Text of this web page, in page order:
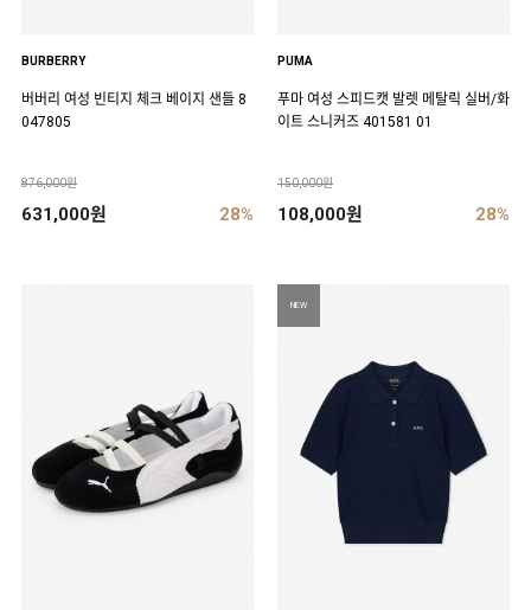
BURBERRY
버버리 여성 빈티지 체크 베이지 샌들 8
047805
876,000원
631,000원 28%
PUMA
푸마 여성 스피드캣 발렛 메탈릭 실버/화
이트 스니커즈 401581 01
150,000원
108,000원 28%
NEW